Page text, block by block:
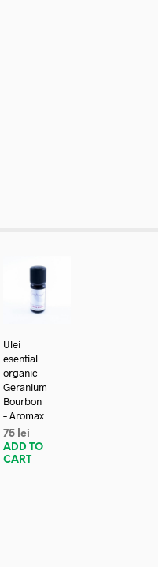
Ulei
esential
organic
Geranium
Bourbon
– Aromax
75 lei
ADD TO
CART